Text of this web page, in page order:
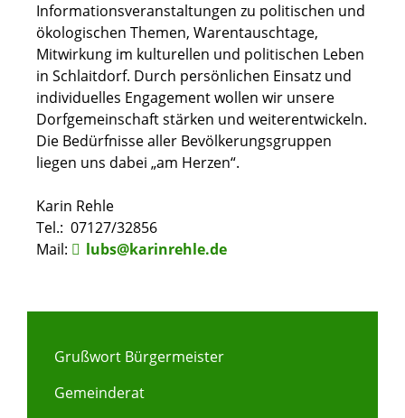
Informationsveranstaltungen zu politischen und
ökologischen Themen, Warentauschtage,
Mitwirkung im kulturellen und politischen Leben
in Schlaitdorf. Durch persönlichen Einsatz und
individuelles Engagement wollen wir unsere
Dorfgemeinschaft stärken und weiterentwickeln.
Die Bedürfnisse aller Bevölkerungsgruppen
liegen uns dabei „am Herzen“.
Karin Rehle
Tel.: 07127/32856
Mail:
lubs@karinrehle.de
Grußwort Bürgermeister
Gemeinderat